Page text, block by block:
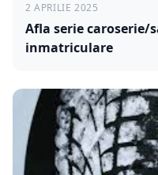
2 APRILIE 2025
Afla serie caroserie/
inmatriculare